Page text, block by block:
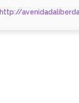
http://